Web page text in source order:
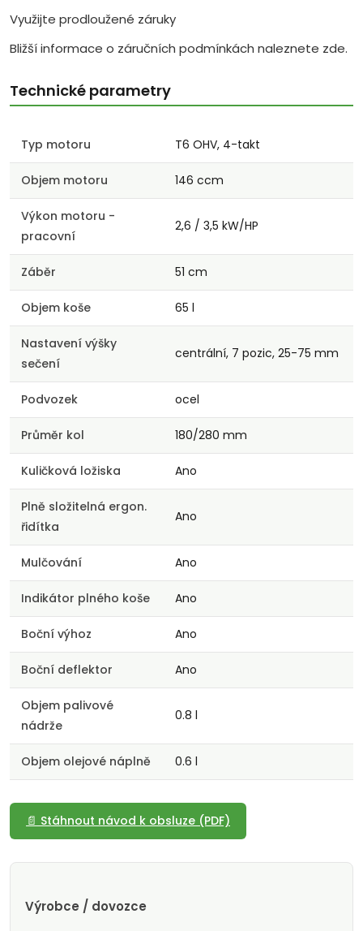
Využijte prodloužené záruky
Bližší informace o záručních podmínkách naleznete zde.
Technické parametry
Typ motoru T6 OHV, 4-takt
Objem motoru 146 ccm
Výkon motoru -
pracovní
2,6 / 3,5 kW/HP
Záběr 51 cm
Objem koše 65 l
Nastavení výšky
sečení
centrální, 7 pozic, 25-75 mm
Podvozek ocel
Průměr kol 180/280 mm
Kuličková ložiska Ano
Plně složitelná ergon.
řidítka
Ano
Mulčování Ano
Indikátor plného koše Ano
Boční výhoz Ano
Boční deflektor Ano
Objem palivové
nádrže
0.8 l
Objem olejové náplně 0.6 l
📄 Stáhnout návod k obsluze (PDF)
Výrobce / dovozce